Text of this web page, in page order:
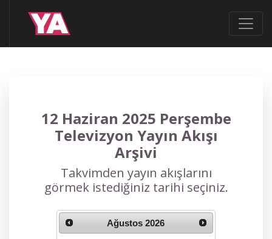
12 Haziran 2025 Perşembe
Televizyon Yayın Akışı
Arşivi
Takvimden yayın akışlarını
görmek istediğiniz tarihi seçiniz.
Ağustos 2026